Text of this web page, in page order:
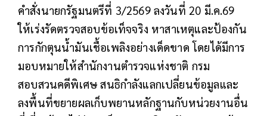
คำสั่งนายกรัฐมนตรีที่ 3/2569 ลงวันที่ 20 มี.ค.69
ให้เร่งรัดตรวจสอบข้อเท็จจริง หาสาเหตุและป้องกัน
การกักตุนน้ำมันเชื้อเพลิงอย่างเด็ดขาด โดยได้มีการ
มอบหมายให้สำนักงานตำรวจแห่งชาติ กรม
สอบสวนคดีพิเศษ สนธิกำลังแลกเปลี่ยนข้อมูลและ
ลงพื้นที่ขยายผลเก็บพยานหลักฐานกับหน่วยงานอื่น